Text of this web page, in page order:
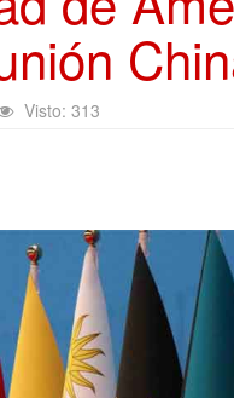
Visto: 313